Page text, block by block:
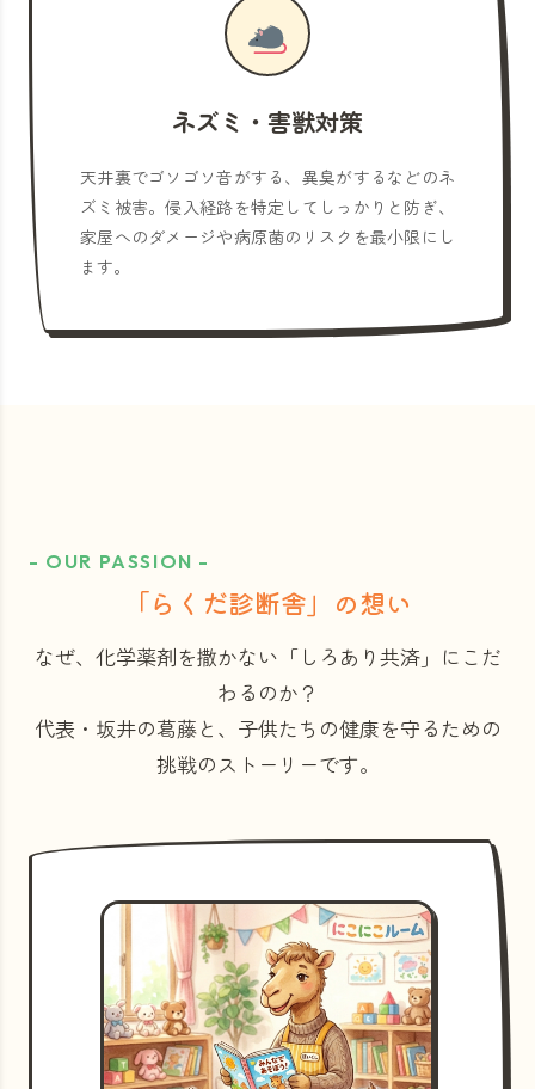
ネズミ・害獣対策
天井裏でゴソゴソ音がする、異臭がするなどのネ
ズミ被害。侵入経路を特定してしっかりと防ぎ、
家屋へのダメージや病原菌のリスクを最小限にし
ます。
- OUR PASSION -
「らくだ診断舎」の想い
なぜ、化学薬剤を撒かない「しろあり共済」にこだ
わるのか？
代表・坂井の葛藤と、子供たちの健康を守るための
挑戦のストーリーです。